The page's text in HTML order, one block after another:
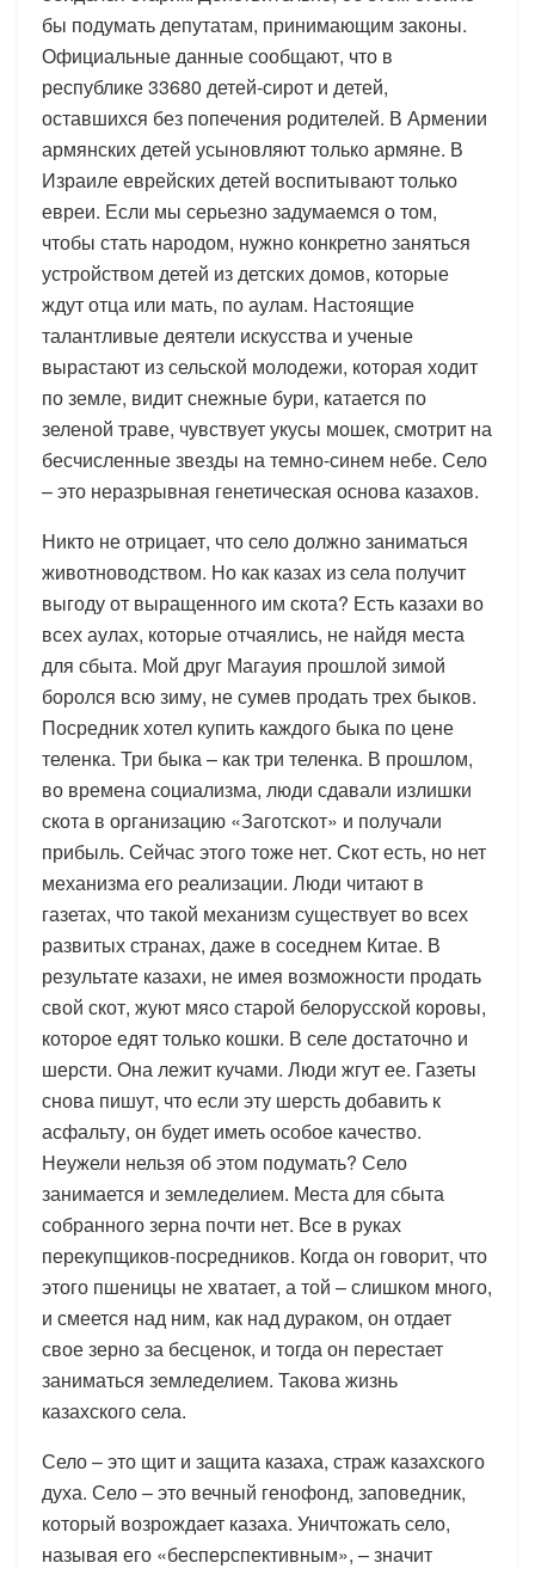
бы подумать депутатам, принимающим законы.
Официальные данные сообщают, что в
республике 33680 детей-сирот и детей,
оставшихся без попечения родителей. В Армении
армянских детей усыновляют только армяне. В
Израиле еврейских детей воспитывают только
евреи. Если мы серьезно задумаемся о том,
чтобы стать народом, нужно конкретно заняться
устройством детей из детских домов, которые
ждут отца или мать, по аулам. Настоящие
талантливые деятели искусства и ученые
вырастают из сельской молодежи, которая ходит
по земле, видит снежные бури, катается по
зеленой траве, чувствует укусы мошек, смотрит на
бесчисленные звезды на темно-синем небе. Село
– это неразрывная генетическая основа казахов.
Никто не отрицает, что село должно заниматься
животноводством. Но как казах из села получит
выгоду от выращенного им скота? Есть казахи во
всех аулах, которые отчаялись, не найдя места
для сбыта. Мой друг Магауия прошлой зимой
боролся всю зиму, не сумев продать трех быков.
Посредник хотел купить каждого быка по цене
теленка. Три быка – как три теленка. В прошлом,
во времена социализма, люди сдавали излишки
скота в организацию «Заготскот» и получали
прибыль. Сейчас этого тоже нет. Скот есть, но нет
механизма его реализации. Люди читают в
газетах, что такой механизм существует во всех
развитых странах, даже в соседнем Китае. В
результате казахи, не имея возможности продать
свой скот, жуют мясо старой белорусской коровы,
которое едят только кошки. В селе достаточно и
шерсти. Она лежит кучами. Люди жгут ее. Газеты
снова пишут, что если эту шерсть добавить к
асфальту, он будет иметь особое качество.
Неужели нельзя об этом подумать? Село
занимается и земледелием. Места для сбыта
собранного зерна почти нет. Все в руках
перекупщиков-посредников. Когда он говорит, что
этого пшеницы не хватает, а той – слишком много,
и смеется над ним, как над дураком, он отдает
свое зерно за бесценок, и тогда он перестает
заниматься земледелием. Такова жизнь
казахского села.
Село – это щит и защита казаха, страж казахского
духа. Село – это вечный генофонд, заповедник,
который возрождает казаха. Уничтожать село,
называя его «бесперспективным», – значит